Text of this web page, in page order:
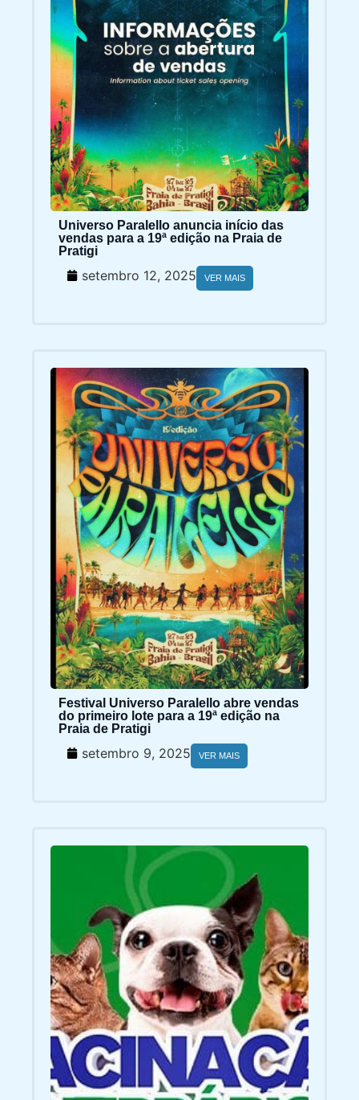
Universo Paralello anuncia início das
vendas para a 19ª edição na Praia de
Pratigi
setembro 12, 2025 VER MAIS
Festival Universo Paralello abre vendas
do primeiro lote para a 19ª edição na
Praia de Pratigi
setembro 9, 2025 VER MAIS